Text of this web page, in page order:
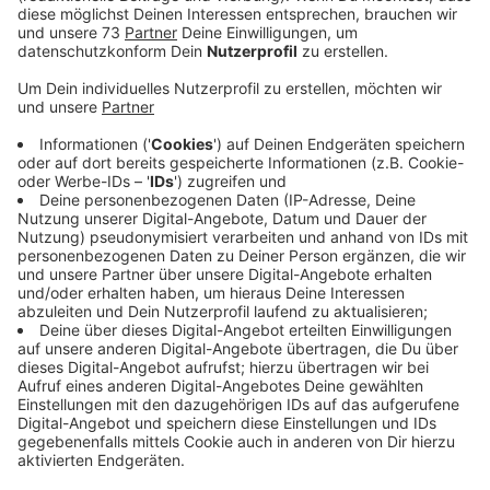
Anzeige
Männerfragen
Anzeige
Wir kommen jetzt zu einem Phänomen, was unsere
Morningshow Moderatorin Sina Kuipers selber von
zuhause kennt. Wenn Ihr Freund irgendwas in ihrer
Wohnung sucht, wird noch bevor er schaut erstmal
gefragt: "Wo ist der Notizblock...?" da denk ich mir -
Guck doch erstmal selbst. Unser Kollege Jan Zerbst
meint, das sind klassische Männerfragen:
Anzeige